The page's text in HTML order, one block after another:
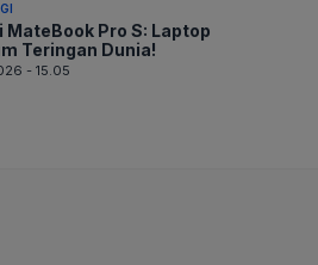
MateBook Pro S: Laptop
Teringan Dunia!
- 15.05